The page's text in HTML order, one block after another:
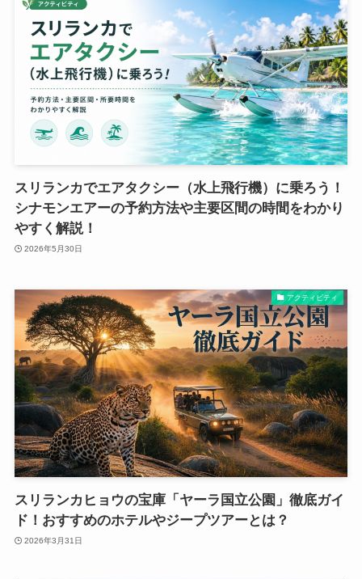
スリランカでエアタクシー（水上飛行機）に乗ろう！
シナモンエアーの予約方法や主要区間の時間をわかり
やすく解説！
2026年5月30日
アクティビティ
スリランカヒョウの宝庫「ヤーラ国立公園」徹底ガイ
ド！おすすめのホテルやジープツアーとは？
2026年3月31日